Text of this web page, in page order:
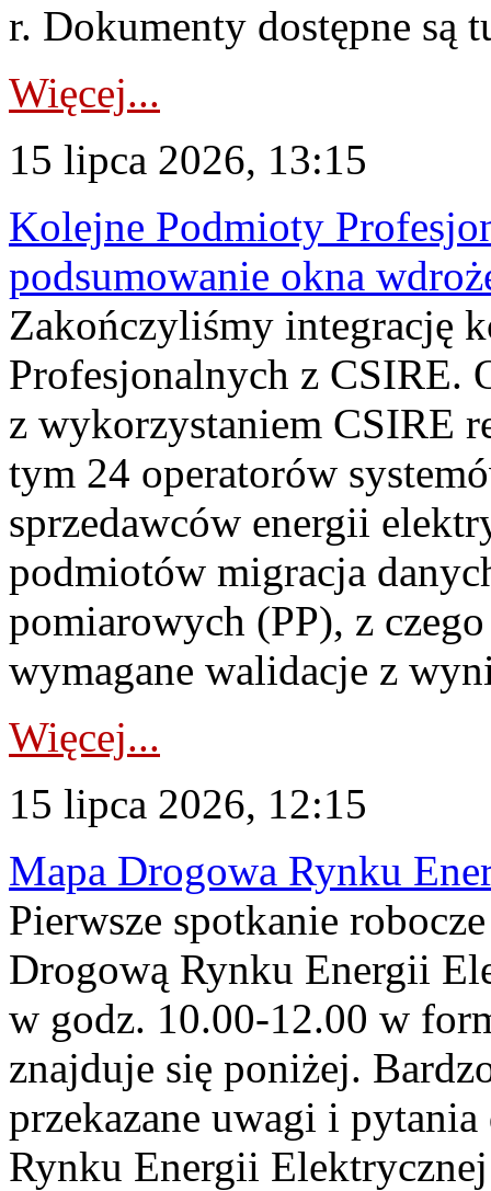
r. Dokumenty dostępne są
Więcej...
15 lipca 2026, 13:15
Kolejne Podmioty
podsumowanie okna
Zakończyliśmy integrację
Profesjonalnych z CSIRE.
z wykorzystaniem CSIRE
tym 24 operatorów
sprzedawców energii
podmiotów migracja
pomiarowych (PP), z
wymagane walidacje z
Więcej...
15 lipca 2026, 12:15
Mapa Drogowa Rynku
Pierwsze spotkanie
Drogową Rynku Energii
w godz. 10.00-12.00 w
znajduje się poniżej.
przekazane uwagi i
Rynku Energii